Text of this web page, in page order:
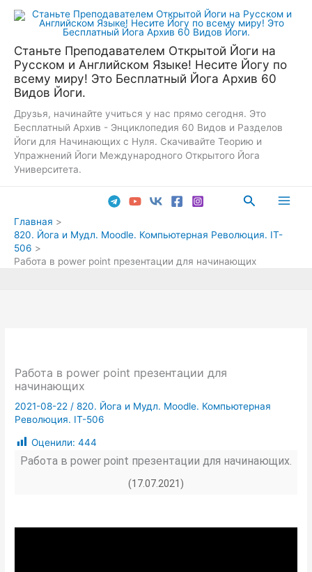
Перейти
Станьте Преподавателем Открытой Йоги на
Русском и Английском Языке! Несите Йогу по
всему миру! Это Бесплатный Йога Архив 60
Видов Йоги.
Друзья, начинайте учиться у нас прямо сегодня. Это
Бесплатный Архив - Энциклопедия 60 Видов и Разделов
Йоги для Начинающих с Нуля. Скачивайте Теорию и
Упражнений Йоги Международного Открытого Йога
Университета.
Поиск
Главная
820. Йога и Мудл. Moodle. Компьютерная Революция. IT-
506
Работа в power point презентации для начинающих
Работа в power point презентации для
начинающих
2021-08-22 /820. Йога и Мудл. Moodle. Компьютерная
Революция. IT-506
Оценили: 444
Работа в power point презентации для начинающих.
(17.07.2021)